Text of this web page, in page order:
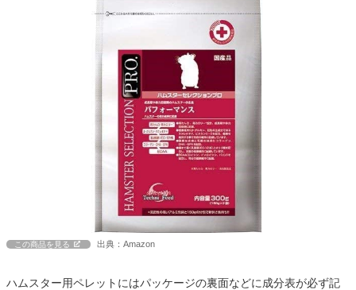
この商品を見る 出典：Amazon
ハムスター用ペレットにはパッケージの裏面などに成分表が必ず記